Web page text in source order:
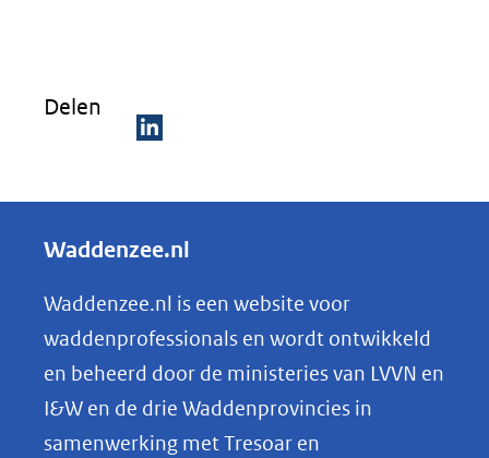
Delen
e
e
n
o
p
Waddenzee.nl
Waddenzee.nl is een website voor
waddenprofessionals en wordt ontwikkeld
en beheerd door de ministeries van LVVN en
I&W en de drie Waddenprovincies in
samenwerking met Tresoar en